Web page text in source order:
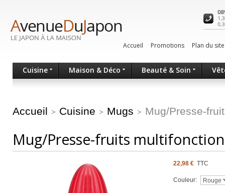
Accueil Promotions Plan du site
Cuisine Maison & Déco Beauté & Soin
Accueil > Cuisine > Mugs > Mug/Presse-
Mug/Presse-fruits
22,98 € TTC
Couleur: